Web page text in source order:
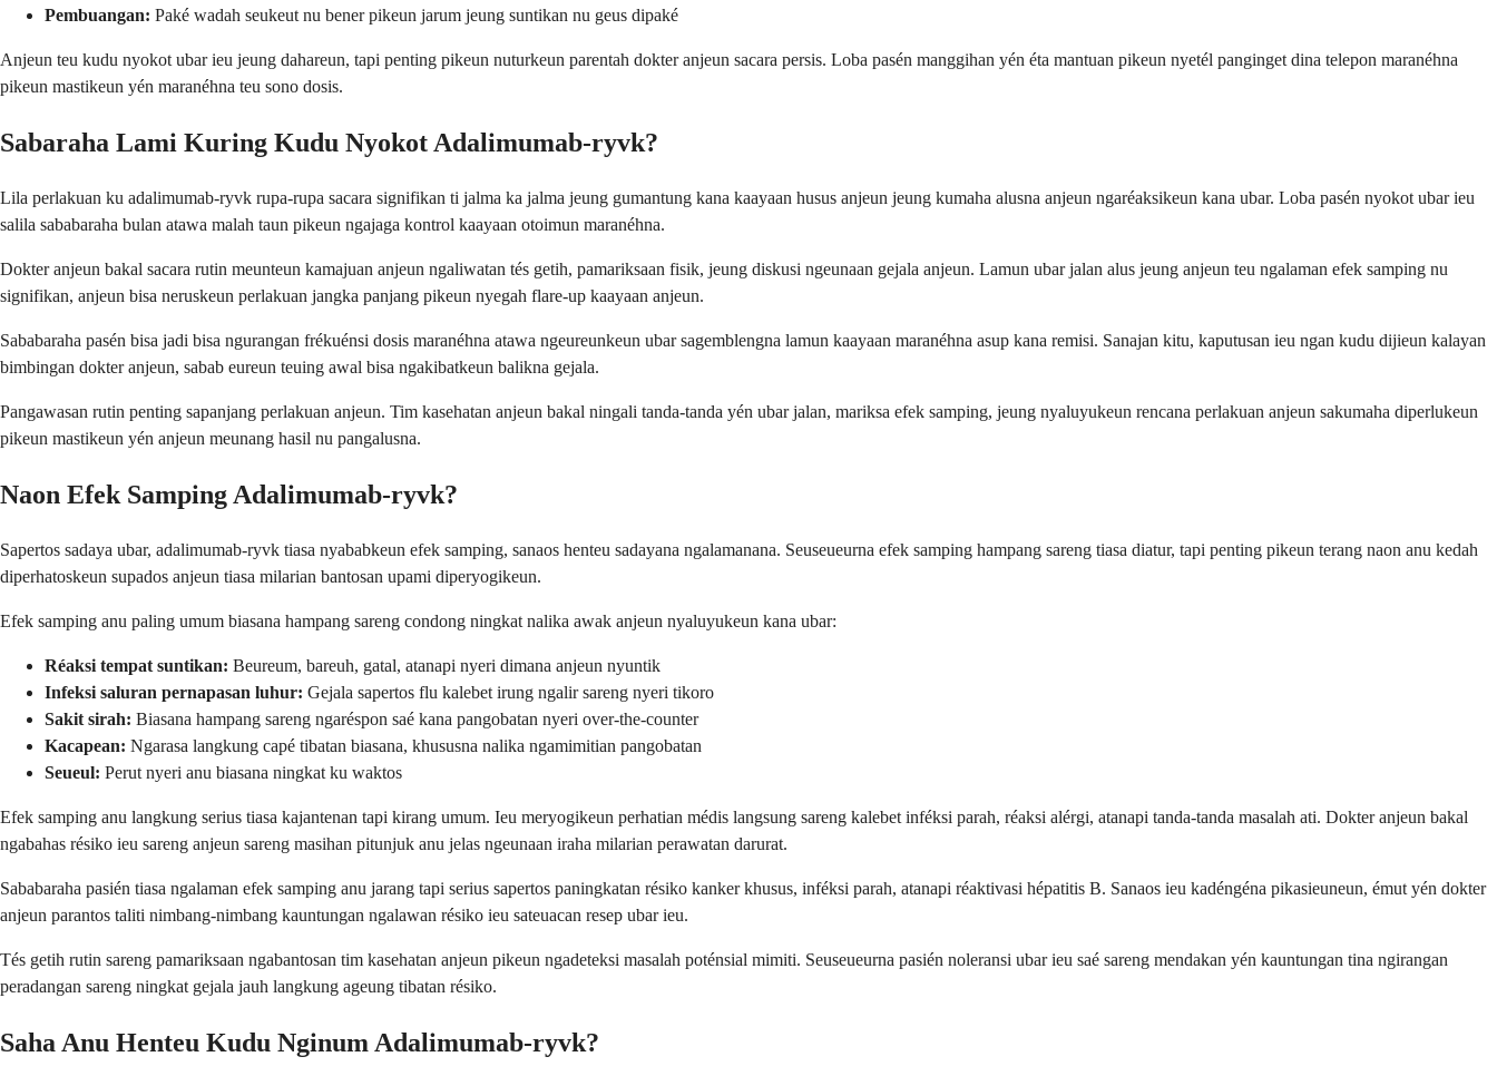
Pembuangan: Paké wadah seukeut nu bener pikeun jarum jeung suntikan nu geus dipaké
Anjeun teu kudu nyokot ubar ieu jeung dahareun, tapi penting pikeun nuturkeun parentah dokter anjeun sacara persis. Loba pasén manggihan yén éta mantuan pikeun nyetél panginget dina telepon maranéhna
pikeun mastikeun yén maranéhna teu sono dosis.
Sabaraha Lami Kuring Kudu Nyokot Adalimumab-ryvk?
Lila perlakuan ku adalimumab-ryvk rupa-rupa sacara signifikan ti jalma ka jalma jeung gumantung kana kaayaan husus anjeun jeung kumaha alusna anjeun ngaréaksikeun kana ubar. Loba pasén nyokot ubar ieu
salila sababaraha bulan atawa malah taun pikeun ngajaga kontrol kaayaan otoimun maranéhna.
Dokter anjeun bakal sacara rutin meunteun kamajuan anjeun ngaliwatan tés getih, pamariksaan fisik, jeung diskusi ngeunaan gejala anjeun. Lamun ubar jalan alus jeung anjeun teu ngalaman efek samping nu
signifikan, anjeun bisa neruskeun perlakuan jangka panjang pikeun nyegah flare-up kaayaan anjeun.
Sababaraha pasén bisa jadi bisa ngurangan frékuénsi dosis maranéhna atawa ngeureunkeun ubar sagemblengna lamun kaayaan maranéhna asup kana remisi. Sanajan kitu, kaputusan ieu ngan kudu dijieun kalayan
bimbingan dokter anjeun, sabab eureun teuing awal bisa ngakibatkeun balikna gejala.
Pangawasan rutin penting sapanjang perlakuan anjeun. Tim kasehatan anjeun bakal ningali tanda-tanda yén ubar jalan, mariksa efek samping, jeung nyaluyukeun rencana perlakuan anjeun sakumaha diperlukeun
pikeun mastikeun yén anjeun meunang hasil nu pangalusna.
Naon Efek Samping Adalimumab-ryvk?
Sapertos sadaya ubar, adalimumab-ryvk tiasa nyababkeun efek samping, sanaos henteu sadayana ngalamanana. Seuseueurna efek samping hampang sareng tiasa diatur, tapi penting pikeun terang naon anu kedah
diperhatoskeun supados anjeun tiasa milarian bantosan upami diperyogikeun.
Efek samping anu paling umum biasana hampang sareng condong ningkat nalika awak anjeun nyaluyukeun kana ubar:
Réaksi tempat suntikan: Beureum, bareuh, gatal, atanapi nyeri dimana anjeun nyuntik
Infeksi saluran pernapasan luhur: Gejala sapertos flu kalebet irung ngalir sareng nyeri tikoro
Sakit sirah: Biasana hampang sareng ngaréspon saé kana pangobatan nyeri over-the-counter
Kacapean: Ngarasa langkung capé tibatan biasana, khususna nalika ngamimitian pangobatan
Seueul: Perut nyeri anu biasana ningkat ku waktos
Efek samping anu langkung serius tiasa kajantenan tapi kirang umum. Ieu meryogikeun perhatian médis langsung sareng kalebet inféksi parah, réaksi alérgi, atanapi tanda-tanda masalah ati. Dokter anjeun bakal
ngabahas résiko ieu sareng anjeun sareng masihan pitunjuk anu jelas ngeunaan iraha milarian perawatan darurat.
Sababaraha pasién tiasa ngalaman efek samping anu jarang tapi serius sapertos paningkatan résiko kanker khusus, inféksi parah, atanapi réaktivasi hépatitis B. Sanaos ieu kadéngéna pikasieuneun, émut yén dokter
anjeun parantos taliti nimbang-nimbang kauntungan ngalawan résiko ieu sateuacan resep ubar ieu.
Tés getih rutin sareng pamariksaan ngabantosan tim kasehatan anjeun pikeun ngadeteksi masalah poténsial mimiti. Seuseueurna pasién noleransi ubar ieu saé sareng mendakan yén kauntungan tina ngirangan
peradangan sareng ningkat gejala jauh langkung ageung tibatan résiko.
Saha Anu Henteu Kudu Nginum Adalimumab-ryvk?